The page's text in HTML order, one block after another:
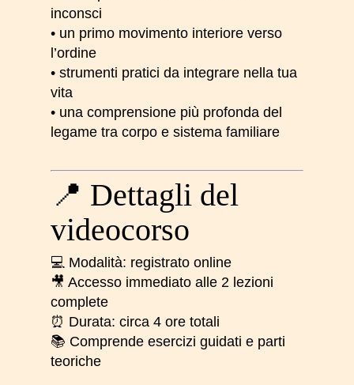
inconsci
• un primo movimento interiore verso
l’ordine
• strumenti pratici da integrare nella tua
vita
• una comprensione più profonda del
legame tra corpo e sistema familiare
📍 Dettagli del
videocorso
💻 Modalità: registrato online
🎥 Accesso immediato alle 2 lezioni
complete
⏰ Durata: circa 4 ore totali
📚 Comprende esercizi guidati e parti
teoriche